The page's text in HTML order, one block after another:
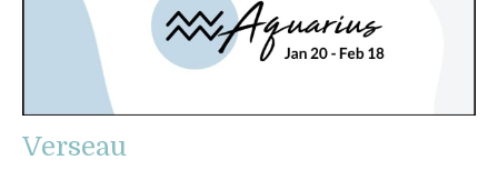
Verseau